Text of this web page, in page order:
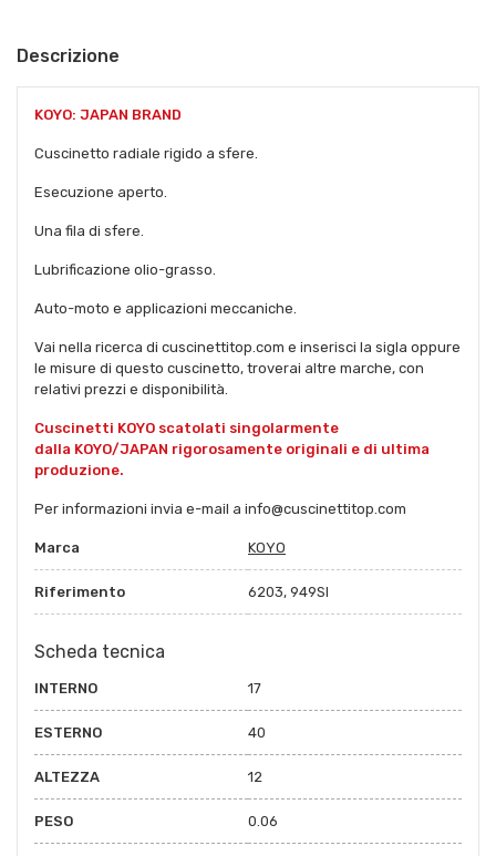
Descrizione
KOYO: JAPAN BRAND
Cuscinetto radiale rigido a sfere.
Esecuzione aperto.
Una fila di sfere.
Lubrificazione olio-grasso.
Auto-moto e applicazioni meccaniche.
Vai nella ricerca di cuscinettitop.com e inserisci la sigla oppure
le misure di questo cuscinetto, troverai altre marche, con
relativi prezzi e disponibilità.
Cuscinetti KOYO scatolati singolarmente
dalla KOYO/JAPAN rigorosamente originali e di ultima
produzione.
Per informazioni invia e-mail a info@cuscinettitop.com
Marca KOYO
Riferimento 6203, 949SI
Scheda tecnica
INTERNO 17
ESTERNO 40
ALTEZZA 12
PESO 0.06